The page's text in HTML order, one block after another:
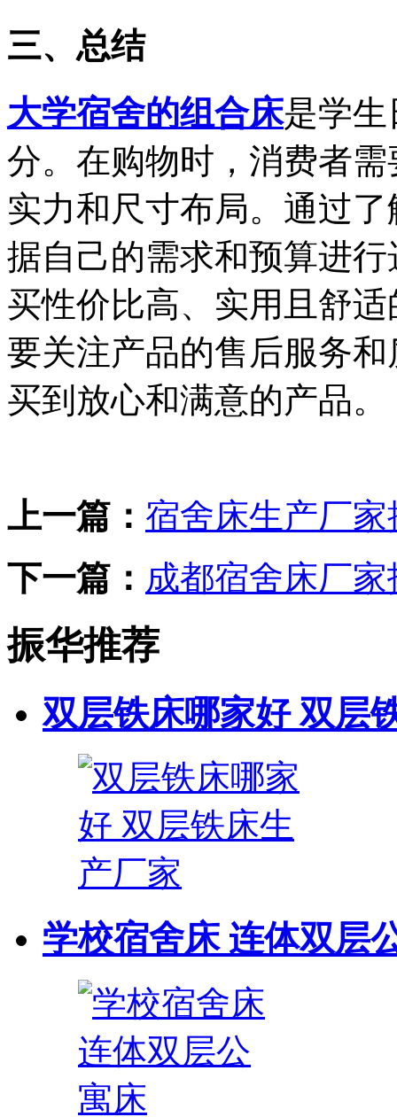
三、总结
大学宿舍的组合床是学生
分。在购物时，消费者
实力和尺寸布局。通过
据自己的需求和预算进
买性价比高、实用且舒
要关注产品的售后服务
买到放心和满意的产品。
上一篇： 宿舍床生产厂
下一篇： 成都宿舍床厂
振华推荐
双层铁床哪家好 双层
学校宿舍床 连体双层